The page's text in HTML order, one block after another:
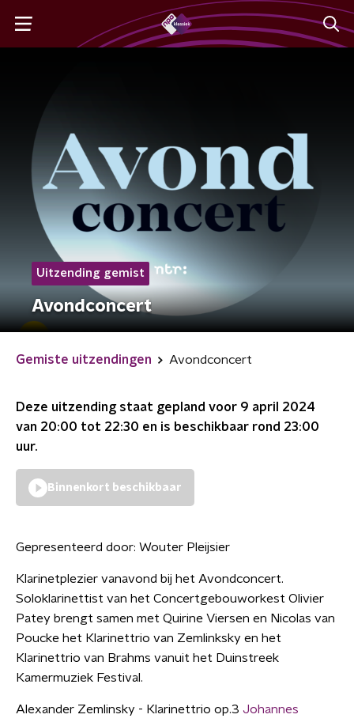
Uitzending gemist
Avondconcert
Gemiste uitzendingen Avondconcert
Deze uitzending staat gepland voor 9 april 2024
van 20:00 tot 22:30 en is beschikbaar rond 23:00
uur.
Binnenkort beschikbaar
Gepresenteerd door: Wouter Pleijsier
Klarinetplezier vanavond bij het Avondconcert.
Soloklarinettist van het Concertgebouworkest Olivier
Patey brengt samen met Quirine Viersen en Nicolas van
Poucke het Klarinettrio van Zemlinksky en het
Klarinettrio van Brahms vanuit het Duinstreek
Kamermuziek Festival.
Alexander Zemlinsky - Klarinettrio op.3 Johannes